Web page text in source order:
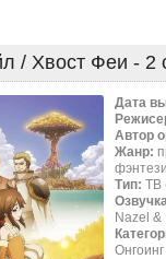
/ Хвост Феи - 2
Дата
Автор
Жанр:
Тип: ТВ
Nazel &
Онгоинг